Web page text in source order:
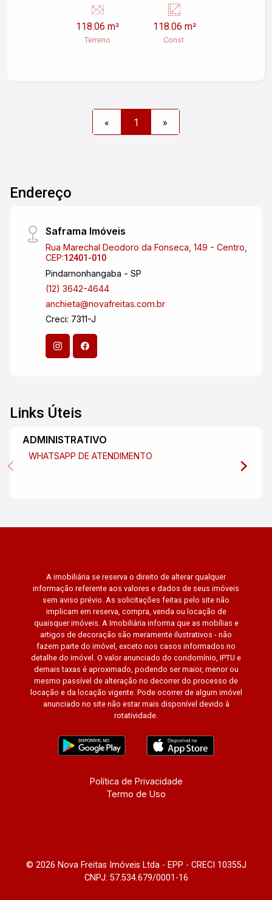
consultório ou laboratório. Venha Conhecer!
118.06 m²
Terreno
118.06 m²
Const.
« 1 »
Endereço
Saframa Imóveis
Rua Marechal Deodoro da Fonseca, 149 - Centro,
CEP:12401-010
Pindamonhangaba - SP
(12) 3642-4644
anchieta@novafreitas.com.br
Creci: 7311-J
Links Úteis
ADMINISTRATIVO
WHATSAPP DE ATENDIMENTO
A imobiliária se reserva o direito de alterar qualquer
informação referente aos valores e dados de seus imóveis
sem aviso prévio. As solicitações feitas pelo site não
implicam em reserva, compra, venda ou locação de
quaisquer imóveis. A Imobiliária informa que as mobílias e
artigos de decoração são meramente ilustrativos - não
fazem parte do imóvel, exceto nos casos informados no
detalhe do imóvel. O valor anunciado do condomínio, IPTU e
demais taxas é aproximado, podendo ser maior, menor ou
mesmo passível de alteração no decorrer do processo de
locação e da locação vigente. Pode ocorrer de algum imóvel
anunciado no site não estar mais disponível devido à
rotatividade.
Política de Privacidade
Termo de Uso
© 2026 Nova Freitas Imóveis Ltda - EPP - CRECI 10355J
CNPJ: 57.534.679/0001-16